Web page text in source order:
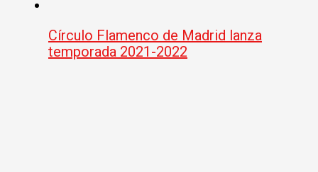
Círculo Flamenco de Madrid lanza
temporada 2021-2022